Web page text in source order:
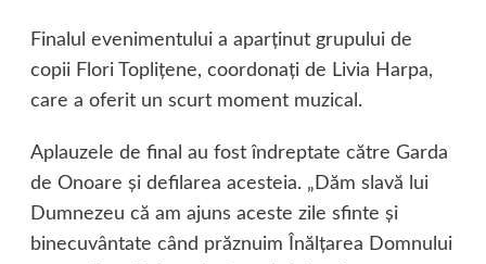
Finalul evenimentului a aparţinut grupului de
copii Flori Topliţene, coordonaţi de Livia Harpa,
care a oferit un scurt moment muzical.
Aplauzele de final au fost îndreptate către Garda
de Onoare şi defilarea acesteia. „Dăm slavă lui
Dumnezeu că am ajuns aceste zile sfinte şi
binecuvântate când prăznuim Înălţarea Domnului